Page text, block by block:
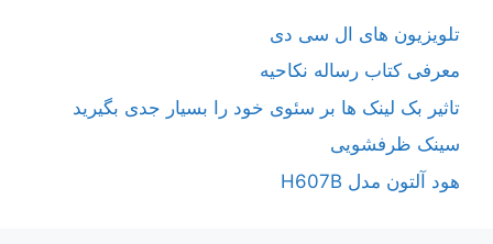
تلویزیون های ال سی دی
معرفی کتاب رساله نکاحیه
تاثیر بک لینک ها بر سئوی خود را بسیار جدی بگیرید
سینک ظرفشویی
هود آلتون مدل H607B